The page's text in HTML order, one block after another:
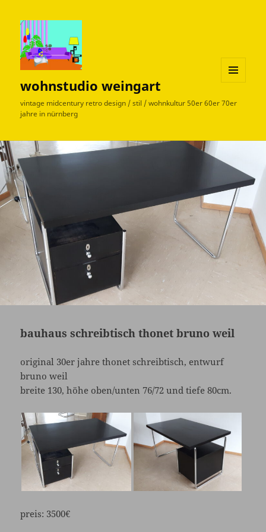
wohnstudio weingart
vintage midcentury retro design / stil / wohnkultur 50er 60er 70er
jahre in nürnberg
WIDGETS
bauhaus schreibtisch thonet bruno weil
original 30er jahre thonet schreibtisch, entwurf
bruno weil
breite 130, höhe oben/unten 76/72 und tiefe 80cm.
preis: 3500€